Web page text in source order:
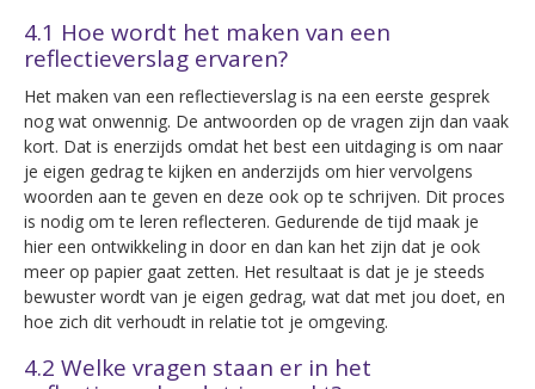
4.1 Hoe wordt het maken van een
reflectieverslag ervaren?
Het maken van een reflectieverslag is na een eerste gesprek
nog wat onwennig. De antwoorden op de vragen zijn dan vaak
kort. Dat is enerzijds omdat het best een uitdaging is om naar
je eigen gedrag te kijken en anderzijds om hier vervolgens
woorden aan te geven en deze ook op te schrijven. Dit proces
is nodig om te leren reflecteren. Gedurende de tijd maak je
hier een ontwikkeling in door en dan kan het zijn dat je ook
meer op papier gaat zetten. Het resultaat is dat je je steeds
bewuster wordt van je eigen gedrag, wat dat met jou doet, en
hoe zich dit verhoudt in relatie tot je omgeving.
4.2 Welke vragen staan er in het